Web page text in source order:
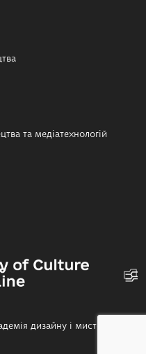
та медіатехнологій
дизайну і мистецтв